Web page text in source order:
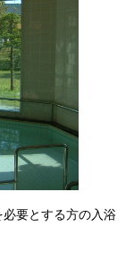
要とする方の入浴